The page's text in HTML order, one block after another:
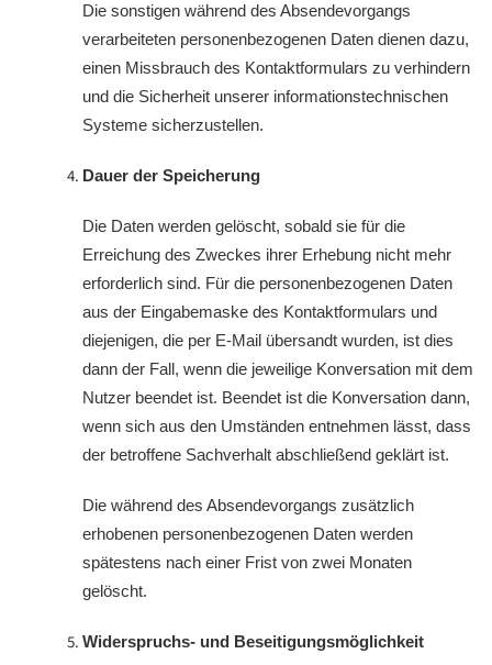
Die sonstigen während des Absendevorgangs
verarbeiteten personenbezogenen Daten dienen dazu,
einen Missbrauch des Kontaktformulars zu verhindern
und die Sicherheit unserer informationstechnischen
Systeme sicherzustellen.
Dauer der Speicherung
Die Daten werden gelöscht, sobald sie für die
Erreichung des Zweckes ihrer Erhebung nicht mehr
erforderlich sind. Für die personenbezogenen Daten
aus der Eingabemaske des Kontaktformulars und
diejenigen, die per E-Mail übersandt wurden, ist dies
dann der Fall, wenn die jeweilige Konversation mit dem
Nutzer beendet ist. Beendet ist die Konversation dann,
wenn sich aus den Umständen entnehmen lässt, dass
der betroffene Sachverhalt abschließend geklärt ist.
Die während des Absendevorgangs zusätzlich
erhobenen personenbezogenen Daten werden
spätestens nach einer Frist von zwei Monaten
gelöscht.
Widerspruchs- und Beseitigungsmöglichkeit